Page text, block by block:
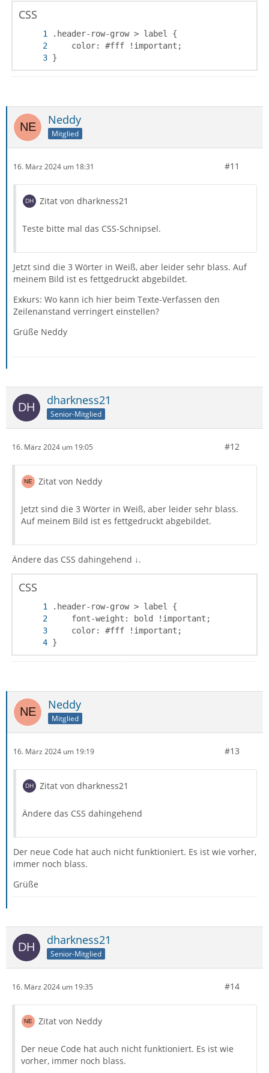
CSS
}
Neddy
Mitglied
16. März 2024 um 18:31 #11
Zitat von dharkness21
Teste bitte mal das CSS-Schnipsel.
Jetzt sind die 3 Wörter in Weiß, aber leider sehr blass. Auf
meinem Bild ist es fettgedruckt abgebildet.
Exkurs: Wo kann ich hier beim Texte-Verfassen den
Zeilenanstand verringert einstellen?
Grüße Neddy
dharkness21
Senior-Mitglied
16. März 2024 um 19:05 #12
Zitat von Neddy
Jetzt sind die 3 Wörter in Weiß, aber leider sehr blass.
Auf meinem Bild ist es fettgedruckt abgebildet.
Ändere das CSS dahingehend ↓.
CSS
}
Neddy
Mitglied
16. März 2024 um 19:19 #13
Zitat von dharkness21
Ändere das CSS dahingehend
Der neue Code hat auch nicht funktioniert. Es ist wie vorher,
immer noch blass.
Grüße
dharkness21
Senior-Mitglied
16. März 2024 um 19:35 #14
Zitat von Neddy
Der neue Code hat auch nicht funktioniert. Es ist wie
vorher, immer noch blass.